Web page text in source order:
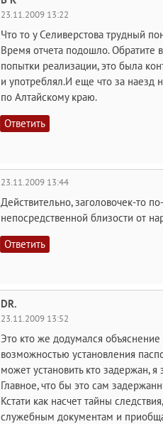
23.11.2009 13:22
Что то у Селиверстова трудный
Время отчета подошло. Обратите
попытки реализации, это была
и употреблял.И еще что за наезд
по Алтайскому краю.
Ответить
23.11.2009 13:44
Действительно, заголовочек-то
непосредственной близости от
Ответить
DR.
23.11.2009 13:52
Это кто же додумался
возможностью установления
может установить кто задержан,
Главное, что бы это сам
Кстати как насчет тайны
служебным документам и